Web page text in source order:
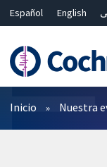
Español English
Bahasa Malaysia
ไทย
Filtros
Inicio Nuestra